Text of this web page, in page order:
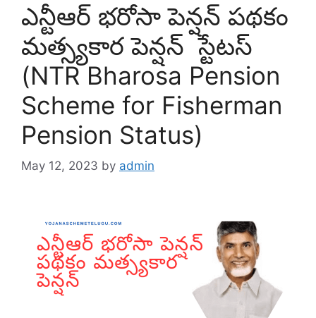
ఎన్టీఆర్ భరోసా పెన్షన్ పథకం
మత్స్యకార పెన్షన్ స్టేటస్
(NTR Bharosa Pension
Scheme for Fisherman
Pension Status)
May 12, 2023 by admin